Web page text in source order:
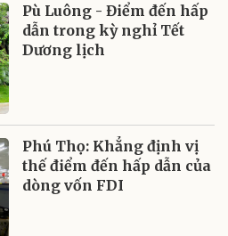
Pù Luông - Điểm đến hấp
dẫn trong kỳ nghỉ Tết
Dương lịch
Phú Thọ: Khẳng định vị
thế điểm đến hấp dẫn của
dòng vốn FDI